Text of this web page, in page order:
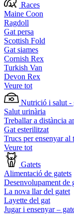
Races
Maine Coon
Ragdoll
Gat persa
Scottish Fold
Gat siames
Cornish Rex
Turkish Van
Devon Rex
Veure tot
Nutrició i salut -
Salut urinària
Treballar a distància
Gat esterilitzat
Trucs per ensenyar al
Veure tot
Gatets
Alimentació de gatets
Desenvolupament de
La nova llar del gatet
Layette del gat
Jugar i ensenyar –